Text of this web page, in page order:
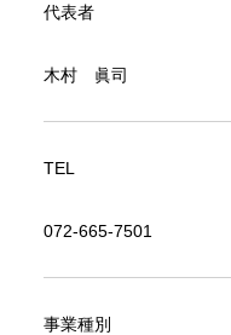
代表者
木村 眞司
TEL
072-665-7501
事業種別